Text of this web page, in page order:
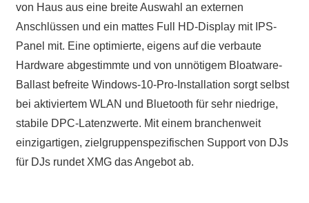
von Haus aus eine breite Auswahl an externen
Anschlüssen und ein mattes Full HD-Display mit IPS-
Panel mit. Eine optimierte, eigens auf die verbaute
Hardware abgestimmte und von unnötigem Bloatware-
Ballast befreite Windows-10-Pro-Installation sorgt selbst
bei aktiviertem WLAN und Bluetooth für sehr niedrige,
stabile DPC-Latenzwerte. Mit einem branchenweit
einzigartigen, zielgruppenspezifischen Support von DJs
für DJs rundet XMG das Angebot ab.